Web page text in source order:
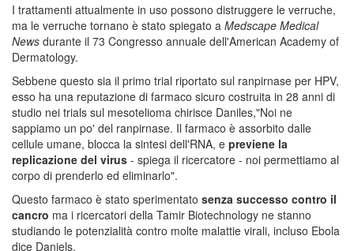
I trattamenti attualmente in uso possono distruggere le verruche,
ma le verruche tornano è stato spiegato a Medscape Medical
News durante il 73 Congresso annuale dell'American Academy of
Dermatology.
Sebbene questo sia il primo trial riportato sul ranpirnase per HPV,
esso ha una reputazione di farmaco sicuro costruita in 28 anni di
studio nei trials sul mesotelioma chirisce Daniles,"Noi ne
sappiamo un po' del ranpirnase. Il farmaco è assorbito dalle
cellule umane, blocca la sintesi dell'RNA, e previene la
replicazione del virus - spiega il ricercatore - noi permettiamo al
corpo di prenderlo ed eliminarlo".
Questo farmaco è stato sperimentato senza successo contro il
cancro ma i ricercatori della Tamir Biotechnology ne stanno
studiando le potenzialità contro molte malattie virali, incluso Ebola
dice Daniels.